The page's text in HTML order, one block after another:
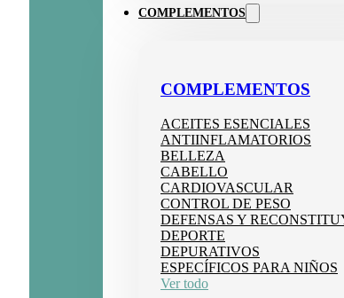
COMPLEMENTOS
COMPLEMENTOS
ACEITES ESENCIALES
ANTIINFLAMATORIOS
BELLEZA
CABELLO
CARDIOVASCULAR
CONTROL DE PESO
DEFENSAS Y
DEPORTE
DEPURATIVOS
ESPECÍFICOS PARA NIÑOS
Ver todo